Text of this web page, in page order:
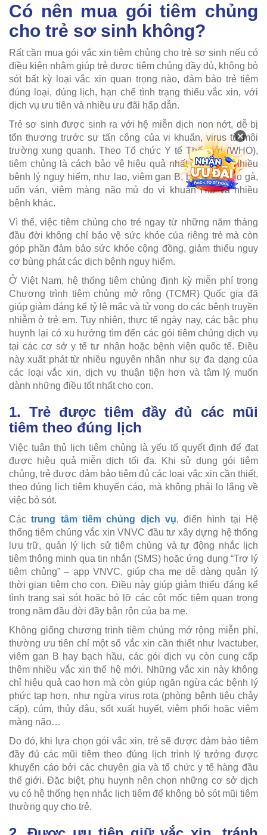
Có nên mua gói tiêm chủng
cho trẻ sơ sinh không?
Rất cần mua gói vắc xin tiêm chủng cho trẻ sơ sinh nếu có
điều kiện nhằm giúp trẻ được tiêm chủng đầy đủ, không bỏ
sót bất kỳ loại vắc xin quan trọng nào, đảm bảo trẻ tiêm
đúng loại, đúng lịch, hạn chế tình trạng thiếu vắc xin, với
dịch vụ ưu tiên và nhiều ưu đãi hấp dẫn.
Trẻ sơ sinh được sinh ra với hệ miễn dịch non nớt, dễ bị
tổn thương trước sự tấn công của vi khuẩn, virus từ môi
trường xung quanh. Theo Tổ chức Y tế Thế giới (WHO),
tiêm chủng là cách bảo vệ hiệu quả nhất chống lại nhiều
bệnh lý nguy hiểm, như lao, viêm gan B, bạch hầu, ho gà,
uốn ván, viêm màng não mủ do vi khuẩn Hib và nhiều
bệnh khác.
Vì thế, việc tiêm chủng cho trẻ ngay từ những năm tháng
đầu đời không chỉ bảo vệ sức khỏe của riêng trẻ mà còn
góp phần đảm bảo sức khỏe cộng đồng, giảm thiểu nguy
cơ bùng phát các dịch bệnh nguy hiểm.
Ở Việt Nam, hệ thống tiêm chủng định kỳ miễn phí trong
Chương trình tiêm chủng mở rộng (TCMR) Quốc gia đã
giúp giảm đáng kể tỷ lệ mắc và tử vong do các bệnh truyền
nhiễm ở trẻ em. Tuy nhiên, thực tế ngày nay, các bậc phụ
huynh lại có xu hướng tìm đến các gói tiêm chủng dịch vụ
tại các cơ sở y tế tư nhân hoặc bệnh viện quốc tế. Điều
này xuất phát từ nhiều nguyên nhân như sự đa dạng của
các loại vắc xin, dịch vụ thuận tiện hơn và tâm lý muốn
dành những điều tốt nhất cho con.
1. Trẻ được tiêm đầy đủ các mũi
tiêm theo đúng lịch
Việc tuân thủ lịch tiêm chủng là yếu tố quyết định để đạt
được hiệu quả miễn dịch tối đa. Khi sử dụng gói tiêm
chủng, trẻ được đảm bảo tiêm đủ các loại vắc xin cần thiết,
theo đúng lịch tiêm khuyến cáo, mà không phải lo lắng về
việc bỏ sót.
Cáctrung tâm tiêm chủng dịch vụ, điển hình tại Hệ
thống tiêm chủng vắc xin VNVC đầu tư xây dựng hệ thống
lưu trữ, quản lý lịch sử tiêm chủng và tự động nhắc lịch
tiêm thông minh qua tin nhắn (SMS) hoặc ứng dụng “Trợ lý
tiêm chủng” – app VNVC, giúp cha mẹ dễ dàng quản lý
thời gian tiêm cho con. Điều này giúp giảm thiểu đáng kể
tình trạng sai sót hoặc bỏ lỡ các cột mốc tiêm quan trọng
trong năm đầu đời đầy bận rộn của ba mẹ.
Không giống chương trình tiêm chủng mở rộng miễn phí,
thường ưu tiên chỉ một số vắc xin cần thiết như Ivactuber,
viêm gan B hay bạch hầu, các gói dịch vụ còn cung cấp
thêm nhiều vắc xin thế hệ mới. Những vắc xin này không
chỉ hiệu quả cao hơn mà còn giúp ngăn ngừa các bệnh lý
phức tạp hơn, như ngừa virus rota (phòng bệnh tiêu chảy
cấp), cúm, thủy đậu, sốt xuất huyết, viêm phổi hoặc viêm
màng não…
Do đó, khi lựa chọn gói vắc xin, trẻ sẽ được đảm bảo tiêm
đầy đủ các mũi tiêm theo đúng lịch trình lý tưởng được
khuyến cáo bởi các chuyên gia và tổ chức y tế hàng đầu
thế giới. Đặc biệt, phụ huynh nên chọn những cơ sở dịch
vụ có hệ thống hẹn nhắc lịch tiêm để không bỏ sót mũi tiêm
thường quy cho trẻ.
×